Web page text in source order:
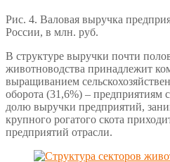
Рис. 4. Валовая выручка
России, в млн. руб.
В структуре выручки почти
животноводства принадлежит
выращиванием
оборота (31,6%) – предприятиям
долю выручки предприятий,
крупного рогатого скота
предприятий отрасли.